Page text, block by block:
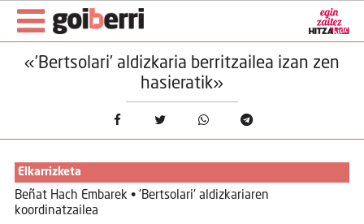
«’Bertsolari’ aldizkaria berritzailea izan zen
hasieratik»
Elkarrizketa
Beñat Hach Embarek • 'Bertsolari' aldizkariaren
koordinatzailea